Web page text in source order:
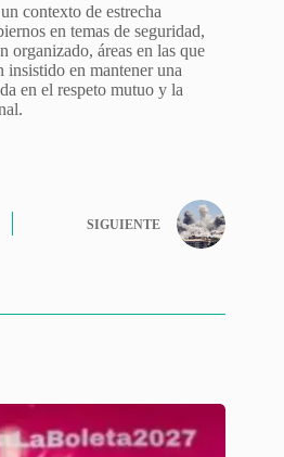
contexto de estrecha
en temas de seguridad,
organizado, áreas en las que
insistido en mantener una
en el respeto mutuo y la
SIGUIENTE